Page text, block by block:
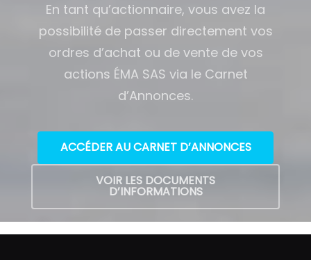
En tant qu’actionnaire, vous avez la
possibilité de passer directement vos
ordres d’achat ou de vente de vos
actions ÉMA SAS via le Carnet
d’Annonces.
ACCÉDER AU CARNET D’ANNONCES
VOIR LES DOCUMENTS
D’INFORMATIONS